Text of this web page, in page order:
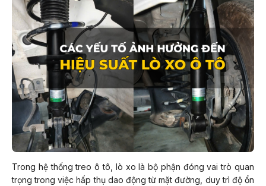
Trong hệ thống treo ô tô, lò xo là bộ phận đóng vai trò quan
trọng trong việc hấp thụ dao động từ mặt đường, duy trì độ ổn